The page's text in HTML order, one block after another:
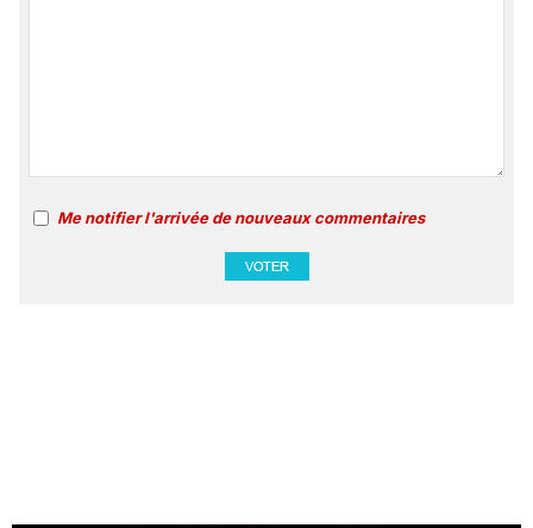
Me notifier l'arrivée de nouveaux commentaires